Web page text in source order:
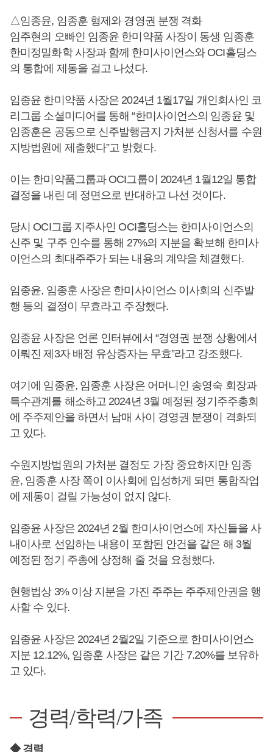
△임종윤, 임종훈 형제와 경영권 분쟁 격화
임주현의 오빠인 임종윤 한미약품 사장이 동생 임종훈
한미정밀화학 사장과 함께 한미사이언스와 OCI홀딩스
의 통합에 제동을 걸고 나섰다.
임종윤 한미약품 사장은 2024년 1월17일 개인회사인 코
리그룹 소셜미디어를 통해 “한미사이언스의 임종윤 및
임종훈은 공동으로 신주발행금지 가처분 신청서를 수원
지방법원에 제출했다”고 밝혔다.
이는 한미약품그룹과 OCI그룹이 2024년 1월12일 통합
결정을 내린 데 정면으로 반대하고 나선 것이다.
당시 OCI그룹 지주사인 OCI홀딩스는 한미사이언스의
신주 및 구주 인수를 통해 27%의 지분을 확보해 한미사
이언스의 최대주주가 되는 내용의 계약을 체결했다.
임종윤, 임종훈 사장은 한미사이언스 이사회의 신주발
행 등의 결정이 무효라고 주장했다.
임종윤 사장은 언론 인터뷰에서 “경영권 분쟁 상황에서
이뤄진 제3자 배정 유상증자는 무효”라고 강조했다.
여기에 임종윤, 임종훈 사장은 어머니인 송영숙 회장과
특수관계를 해소하고 2024년 3월 예정된 정기주주총회
에 주주제안을 하면서 남매 사이 경영권 분쟁이 격화되
고 있다.
수원지방법원의 가처분 결정도 가장 중요하지만 임종
윤, 임종훈 사장 쪽이 이사회에 입성하게 되면 통합작업
에 제동이 걸릴 가능성이 없지 않다.
임종윤 사장은 2024년 2월 한미사이언스에 자신들을 사
내이사로 선임하는 내용이 포함된 안건을 같은 해 3월
예정된 정기 주총에 상정해 줄 것을 요청했다.
현행법상 3% 이상 지분을 가진 주주는 주주제안권을 행
사할 수 있다.
임종윤 사장은 2024년 2월2일 기준으로 한미사이언스
지분 12.12%, 임종훈 사장은 같은 기간 7.20%를 보유하
고 있다.
경력/학력/가족
◆ 경력